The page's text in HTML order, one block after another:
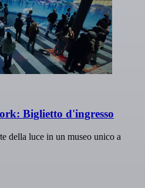
Biglietto d'ingresso
della luce in un museo unico a